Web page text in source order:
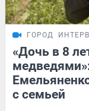
ГОРОД
«Дочь в 8
с семьей